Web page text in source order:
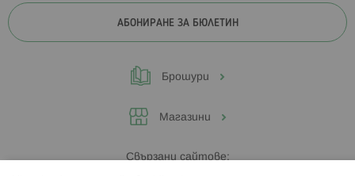
АБОНИРАНЕ ЗА БЮЛЕТИН
Брошури
Магазини
Свързани сайтове: